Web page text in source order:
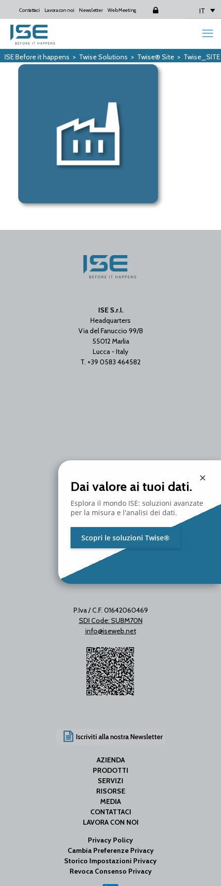
Contattaci Lavora con noi Newsletter Web Meeting IT
ISE Before it happens > Twise Solutions > Twise® Site> Twise_SITE
ISE S.r.l.
Headquarters
Via del Fanuccio 99/B
55012 Marlia
Lucca - Italy
T. +39 0583 464582
20097 San Donato Milanese
T. +39 02 2153663
P.Iva / C.F. 01642060469
SDI Code: SUBM70N
info@iseweb.net
AZIENDA
PRODOTTI
SERVIZI
RISORSE
MEDIA
CONTATTACI
LAVORA CON NOI
Privacy Policy
Cambia Preferenze Privacy
Storico Impostazioni Privacy
Revoca Consenso Privacy
×
Dai valore ai tuoi dati.
Esplora il mondo ISE: soluzioni avanzate
per la misura e l'analisi dei dati.
Scopri le soluzioni Twise®